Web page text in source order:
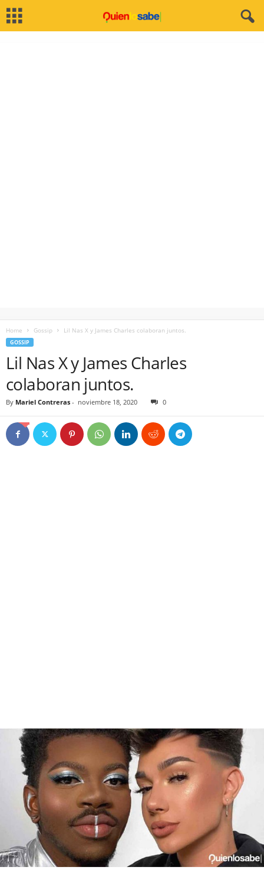
Home Gossip Lil Nas X y James Charles colaboran juntos.
GOSSIP
Lil Nas X y James Charles
colaboran juntos.
By Mariel Contreras - noviembre 18, 2020 0